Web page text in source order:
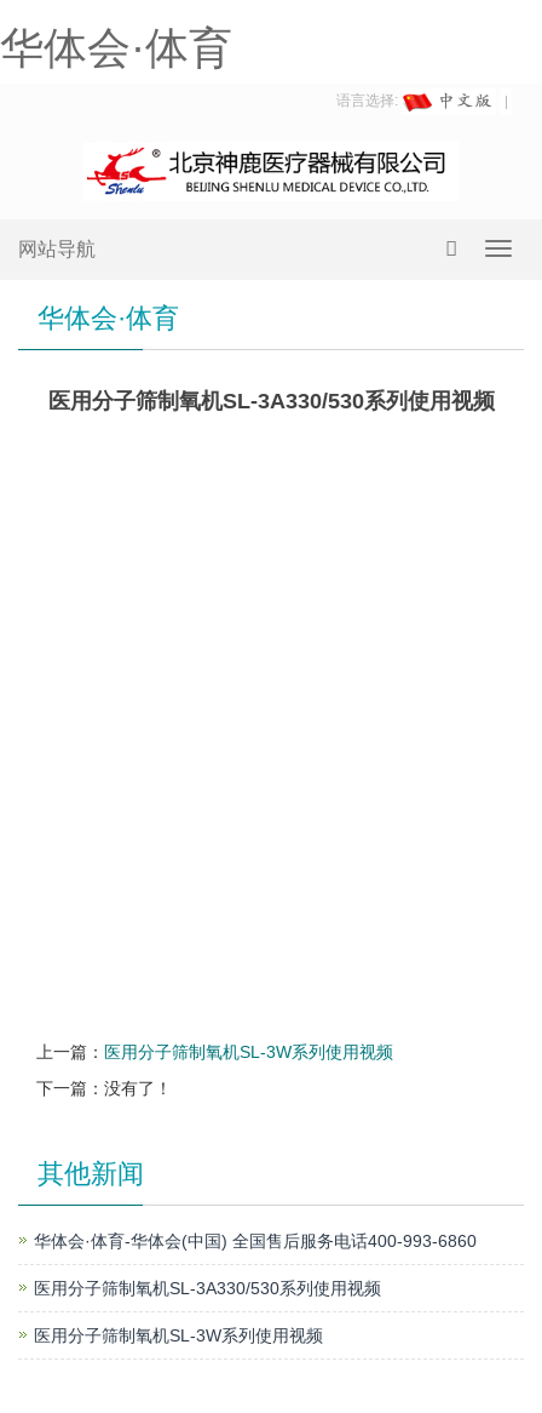
华体会·体育
语言选择:
网站导航
华体会·体育
医用分子筛制氧机SL-3A330/530系列使用视频
上一篇： 医用分子筛制氧机SL-3W系列使用视频
下一篇：没有了！
其他新闻
华体会·体育-华体会(中国) 全国售后服务电话400-993-6860
医用分子筛制氧机SL-3A330/530系列使用视频
医用分子筛制氧机SL-3W系列使用视频